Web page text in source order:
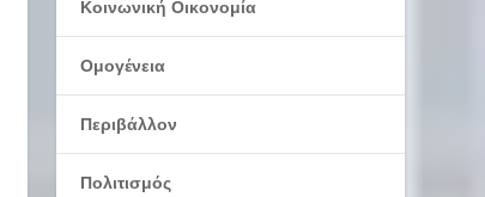
Κοινωνική Οικονομία
Ομογένεια
Περιβάλλον
Πολιτισμός